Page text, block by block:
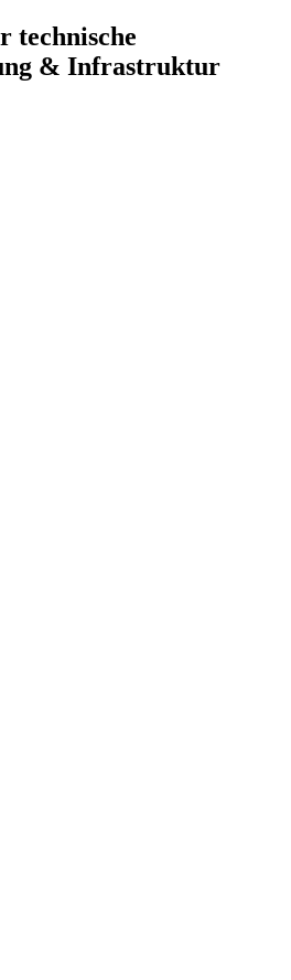
technische
& Infrastruktur